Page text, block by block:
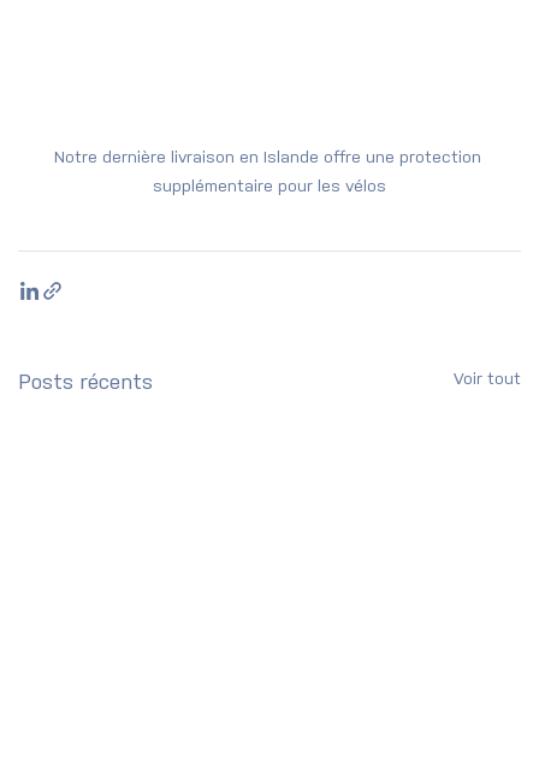
Notre dernière livraison en Islande offre une protection
supplémentaire pour les vélos
Posts récents Voir tout